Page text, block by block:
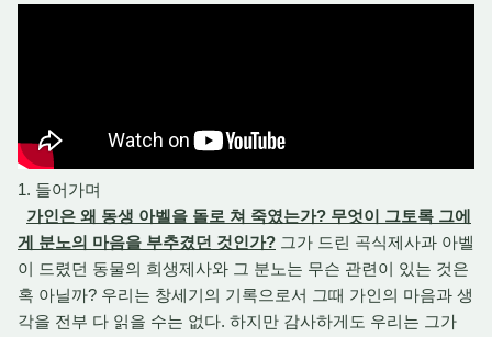
1. 들어가며
가인은 왜 동생 아벨을 돌로 쳐 죽였는가? 무엇이 그토록 그에
게 분노의 마음을 부추겼던 것인가? 그가 드린 곡식제사과 아벨
이 드렸던 동물의 희생제사와 그 분노는 무슨 관련이 있는 것은
혹 아닐까? 우리는 창세기의 기록으로서 그때 가인의 마음과 생
각을 전부 다 읽을 수는 없다. 하지만 감사하게도 우리는 그가